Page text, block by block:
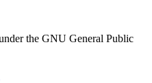
the GNU General Public